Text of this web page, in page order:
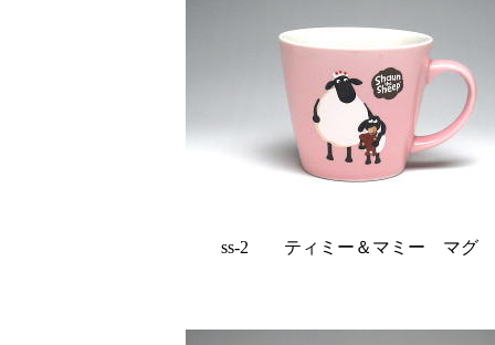
ss-2 ティミー＆マミー マ